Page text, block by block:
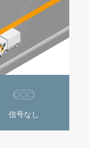
信号なし